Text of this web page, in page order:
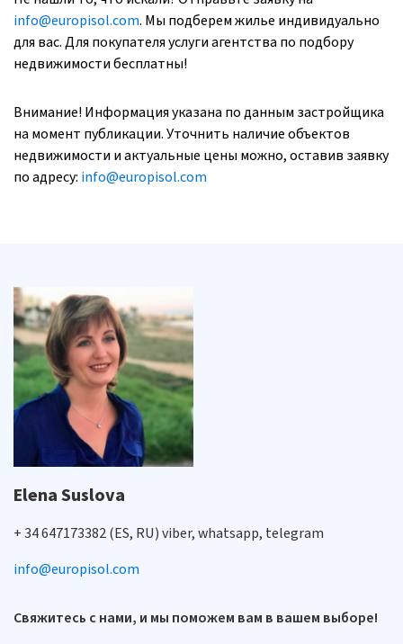
info@europisol.com. Мы подберем жилье индивидуально
для вас. Для покупателя услуги агентства по подбору
недвижимости бесплатны!
Внимание! Информация указана по данным застройщика
на момент публикации. Уточнить наличие объектов
недвижимости и актуальные цены можно, оставив заявку
по адресу: info@europisol.com
Elena Suslova
+ 34 647173382 (ES, RU) viber, whatsapp, telegram
info@europisol.com
Свяжитесь с нами, и мы поможем вам в вашем выборе!